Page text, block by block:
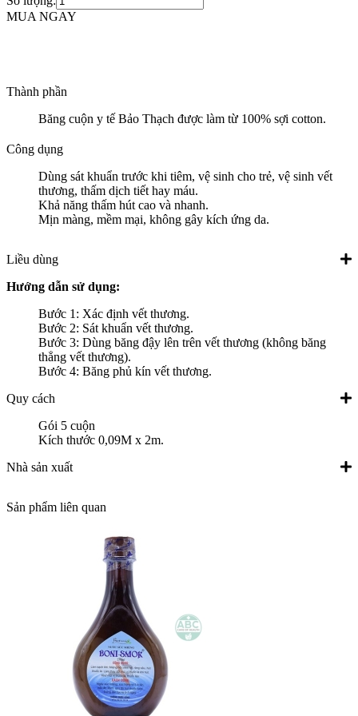
MUA NGAY
Thành phần
Băng cuộn y tế Bảo Thạch được làm từ 100% sợi cotton.
Công dụng
Dùng sát khuẩn trước khi tiêm, vệ sinh cho trẻ, vệ sinh vết
thương, thấm dịch tiết hay máu.
Khả năng thấm hút cao và nhanh.
Mịn màng, mềm mại, không gây kích ứng da.
Liều dùng
Hướng dẫn sử dụng:
Bước 1: Xác định vết thương.
Bước 2: Sát khuẩn vết thương.
Bước 3: Dùng băng đậy lên trên vết thương (không băng
thẳng vết thương).
Bước 4: Băng phủ kín vết thương.
Quy cách
Gói 5 cuộn
Kích thước 0,09M x 2m.
Nhà sản xuất
Sản phẩm liên quan